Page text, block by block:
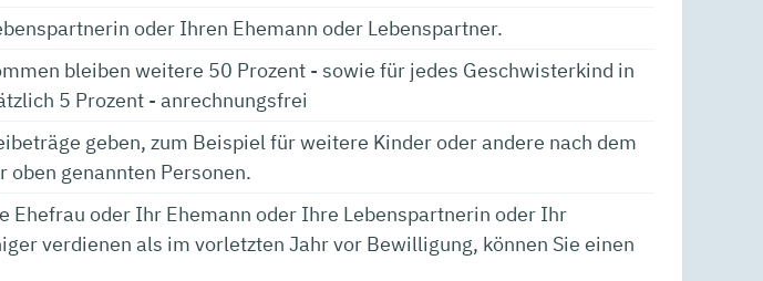
oder Ihren Ehemann oder Lebenspartner.
bleiben weitere 50 Prozent - sowie für jedes Geschwisterkind in
5 Prozent - anrechnungsfrei
geben, zum Beispiel für weitere Kinder oder andere nach dem
genannten Personen.
Ehefrau oder Ihr Ehemann oder Ihre Lebenspartnerin oder Ihr
verdienen als im vorletzten Jahr vor Bewilligung, können Sie einen